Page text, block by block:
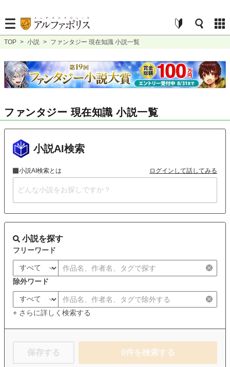
TOP > 小説 > ファンタジー 現在知識 小説一覧
ファンタジー 現在知識 小説一覧
小説AI検索
小説AI検索とは ログインして話してみる
小説を探す
フリーワード
除外ワード
+ さらに詳しく検索する
保存する 0件を検索する